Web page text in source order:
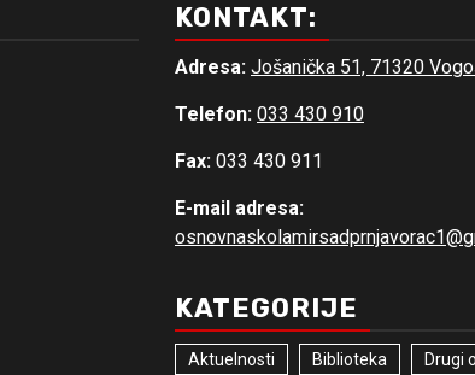
KONTAKT:
Adresa: Jošanička 51, 71320
Telefon: 033 430 910
Fax: 033 430 911
E-mail adresa:
KATEGORIJE
Aktuelnosti Biblioteka Drugi